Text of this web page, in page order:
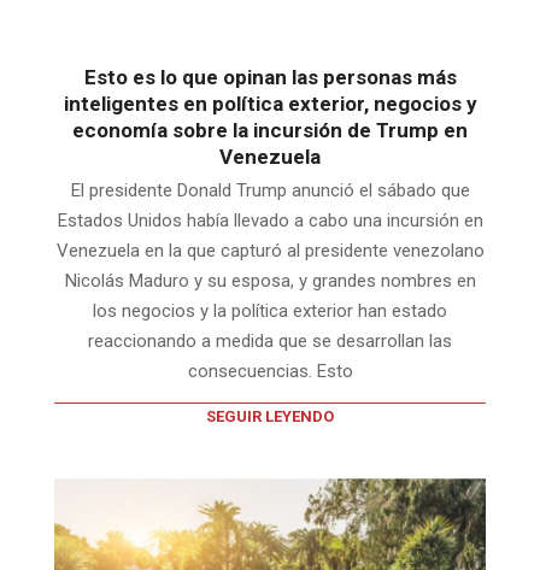
Esto es lo que opinan las personas más
inteligentes en política exterior, negocios y
economía sobre la incursión de Trump en
Venezuela
El presidente Donald Trump anunció el sábado que
Estados Unidos había llevado a cabo una incursión en
Venezuela en la que capturó al presidente venezolano
Nicolás Maduro y su esposa, y grandes nombres en
los negocios y la política exterior han estado
reaccionando a medida que se desarrollan las
consecuencias. Esto
SEGUIR LEYENDO